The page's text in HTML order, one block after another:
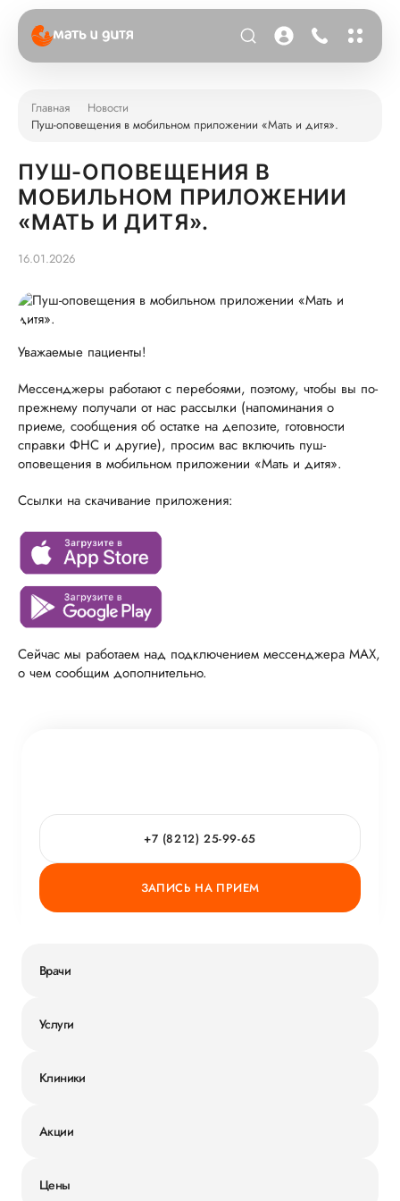
Главная
Новости
Пуш-оповещения в мобильном приложении «Мать и дитя».
ПУШ-ОПОВЕЩЕНИЯ В
МОБИЛЬНОМ ПРИЛОЖЕНИИ
«МАТЬ И ДИТЯ».
16.01.2026
Уважаемые пациенты!
Мессенджеры работают с перебоями, поэтому, чтобы вы по-
прежнему получали от нас рассылки (напоминания о
приеме, сообщения об остатке на депозите, готовности
справки ФНС и другие), просим вас включить пуш-
оповещения в мобильном приложении «Мать и дитя».
Ссылки на скачивание приложения:
Сейчас мы работаем над подключением мессенджера МAX,
о чем сообщим дополнительно.
+7 (8212) 25-99-65
ЗАПИСЬ НА ПРИЕМ
Врачи
Услуги
Клиники
Акции
Цены